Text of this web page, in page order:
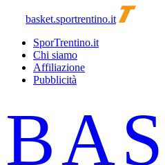
basket.sportrentino.it
SporTrentino.it
Chi siamo
Affiliazione
Pubblicità